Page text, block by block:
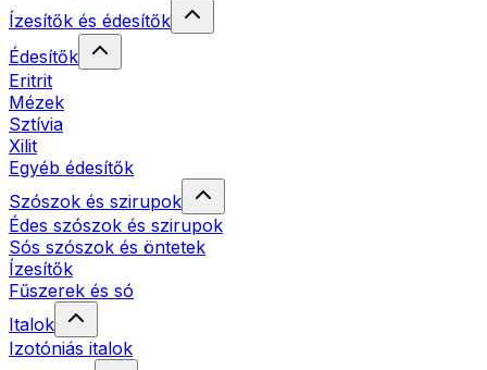
Ízesítők és édesítők
Édesítők
Eritrit
Mézek
Sztívia
Xilit
Egyéb édesítők
Szószok és szirupok
Édes szószok és szirupok
Sós szószok és öntetek
Ízesítők
Fűszerek és só
Italok
Izotóniás italok